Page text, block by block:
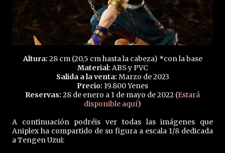
Altura: 28 cm (20,5 cm hasta la cabeza) *con la base
Material: ABS y PVC
Salida a la venta: Marzo de 2023
Precio: 19.800 Yenes
Reservas: 28 de enero a 1 de mayo de 2022 (Estará
disponible aquí)
A continuación podréis ver todas las imágenes que
Aniplex ha compartido de su figura a escala 1/8 dedicada
a Tengen Uzui: